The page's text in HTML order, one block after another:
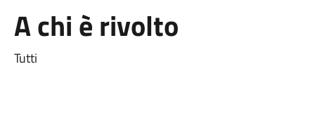
A chi è rivolto
Tutti